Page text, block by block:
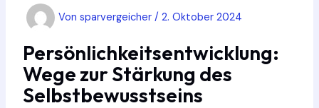
Von sparvergeicher / 2. Oktober 2024
Persönlichkeitsentwicklung:
Wege zur Stärkung des
Selbstbewusstseins